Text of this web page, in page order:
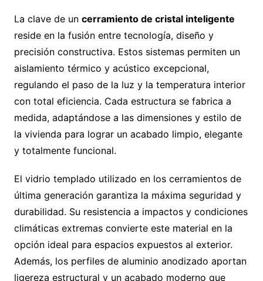
La clave de un cerramiento de cristal inteligente
reside en la fusión entre tecnología, diseño y
precisión constructiva. Estos sistemas permiten un
aislamiento térmico y acústico excepcional,
regulando el paso de la luz y la temperatura interior
con total eficiencia. Cada estructura se fabrica a
medida, adaptándose a las dimensiones y estilo de
la vivienda para lograr un acabado limpio, elegante
y totalmente funcional.
El vidrio templado utilizado en los cerramientos de
última generación garantiza la máxima seguridad y
durabilidad. Su resistencia a impactos y condiciones
climáticas extremas convierte este material en la
opción ideal para espacios expuestos al exterior.
Además, los perfiles de aluminio anodizado aportan
ligereza estructural y un acabado moderno que